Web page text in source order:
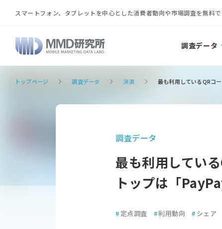
スマートフォン、タブレットを中心とした消費者動向や市場調査を無料
調査データ
トップページ 調査データ 決済 最も利用しているQRコ
調査データ
最も利用してい
トップは「
# 定点調査 #利用動向 # シェア